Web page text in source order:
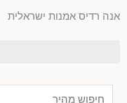
אנה רדיס אמנות ישראלית